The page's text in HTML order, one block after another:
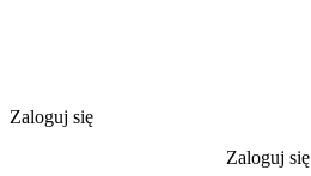
Zaloguj się
Zaloguj się